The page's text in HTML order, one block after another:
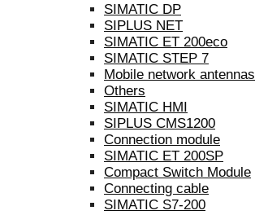
SIMATIC DP
SIPLUS NET
SIMATIC ET 200eco
SIMATIC STEP 7
Mobile network antennas
Others
SIMATIC HMI
SIPLUS CMS1200
Connection module
SIMATIC ET 200SP
Compact Switch Module
Connecting cable
SIMATIC S7-200